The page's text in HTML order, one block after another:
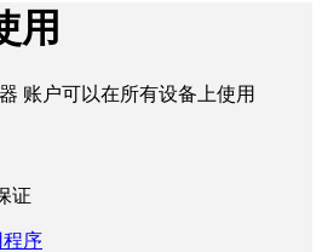
用
账户可以在所有设备上使用
证
序